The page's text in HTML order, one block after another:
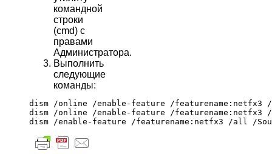
командной
строки
(cmd) с
правами
Администратора.
Выполнить
следующие
команды:
dism /online /enable-feature /featurename:netfx3 /
dism /online /enable-feature /featurename:netfx3